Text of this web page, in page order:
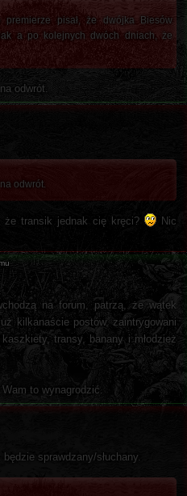
pisał, że dwójka Biesów
a po kolejnych dwóch dniach, że
odwrót.
odwrót.
że transik jednak cię kręci?
Nic
na forum, patrzą, że wątek
kilkanaście postów, zaintrygowani
transy, banany i młodzież
Wam to wynagrodzić.
sprawdzany/słuchany.